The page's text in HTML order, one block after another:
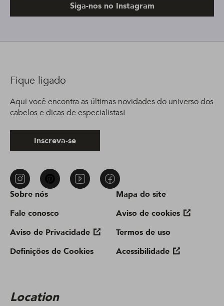
Siga-nos no Instagram
Sobre nós
Fale conosco
Aviso de Privacidade
Definições de Cookies
Mapa do site
Aviso de cookies
Termos de uso
Acessibilidade
Location
Fique ligado
Aqui você encontra as últimas novidades do universo dos
cabelos e dicas de especialistas!
Inscreva-se